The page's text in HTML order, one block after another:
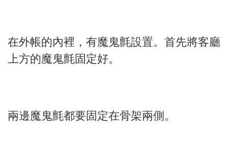
在外帳的內裡，有魔鬼氈設置。首先將客廳
上方的魔鬼氈固定好。
兩邊魔鬼氈都要固定在骨架兩側。